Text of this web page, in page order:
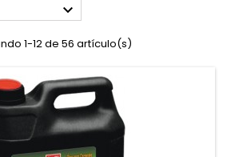

1-12 de 56 artículo(s)